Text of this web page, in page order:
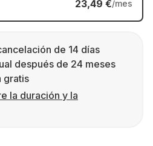
23,49 €/mes
de 14 días
después de 24 meses
gratis
la duración y la